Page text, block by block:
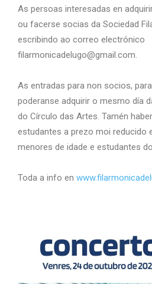
As persoas interesadas en
ou facerse socias da Sociedad
escribindo ao correo electrónico
filarmonicadelugo@gmail.com.
As entradas para non socios,
poderanse adquirir o mesmo día
do Círculo das Artes. Tamén
estudantes a prezo moi reducido
menores de idade e estudantes
Toda a info en